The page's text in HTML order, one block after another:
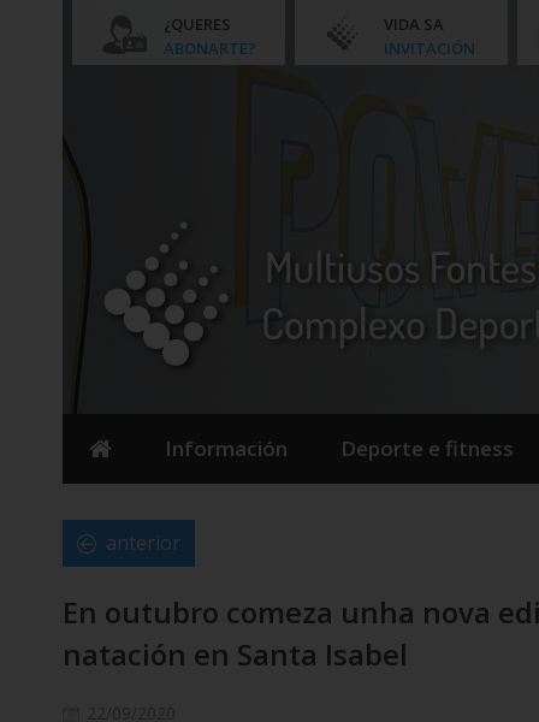
¿QUERES
ABONARTE?
VIDA SA
INVITACIÓN
Información Deporte e fitness
anterior
En outubro comeza unha nova
natación en Santa Isabel